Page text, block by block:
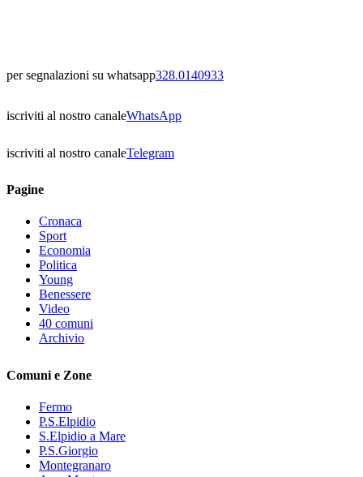
per segnalazioni su whatsapp328.0140933
iscriviti al nostro canaleWhatsApp
iscriviti al nostro canaleTelegram
Pagine
Cronaca
Sport
Economia
Politica
Young
Benessere
Video
40 comuni
Archivio
Comuni e Zone
Fermo
P.S.Elpidio
S.Elpidio a Mare
P.S.Giorgio
Montegranaro